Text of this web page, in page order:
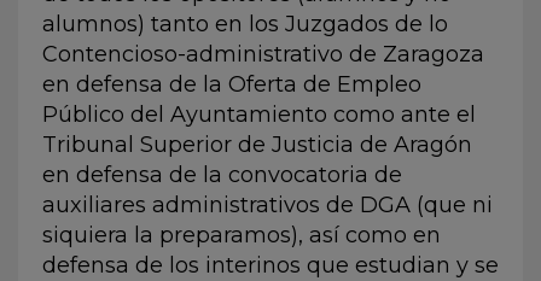
alumnos) tanto en los Juzgados de lo
Contencioso-administrativo de Zaragoza
en defensa de la Oferta de Empleo
Público del Ayuntamiento como ante el
Tribunal Superior de Justicia de Aragón
en defensa de la convocatoria de
auxiliares administrativos de DGA (que ni
siquiera la preparamos), así como en
defensa de los interinos que estudian y se